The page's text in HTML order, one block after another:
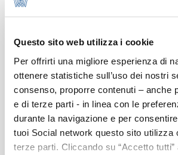
Questo sito web utilizza i cookie
Per offrirti una migliore esperienza di
ottenere statistiche sull’uso dei nostri
consenso, proporre contenuti – anche
e di terze parti - in linea con le
durante la navigazione e per
tuoi Social network questo sito utilizza
terze parti. Cliccando su “Accetto